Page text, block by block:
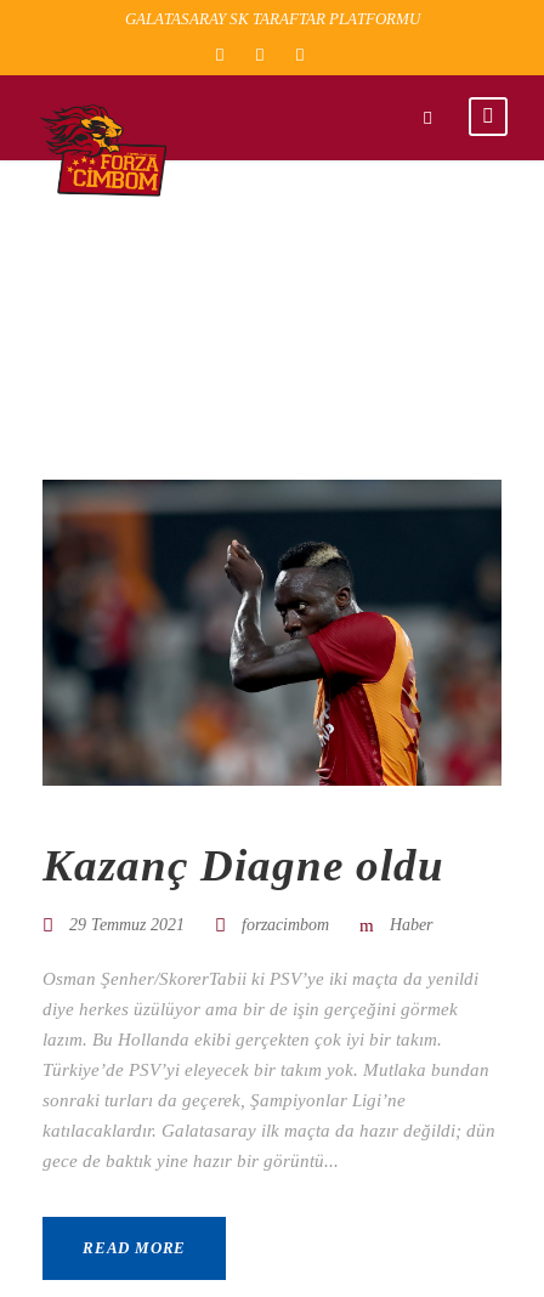
GALATASARAY SK TARAFTAR PLATFORMU
Kazanç Diagne oldu
29 Temmuz 2021 forzacimbom Haber
Osman Şenher/SkorerTabii ki PSV’ye iki maçta da yenildi
diye herkes üzülüyor ama bir de işin gerçeğini görmek
lazım. Bu Hollanda ekibi gerçekten çok iyi bir takım.
Türkiye’de PSV’yi eleyecek bir takım yok. Mutlaka bundan
sonraki turları da geçerek, Şampiyonlar Ligi’ne
katılacaklardır. Galatasaray ilk maçta da hazır değildi; dün
gece de baktık yine hazır bir görüntü...
READ MORE